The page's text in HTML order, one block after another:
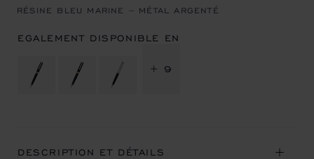
RÉSINE BLEU MARINE – MÉTAL ARGENTÉ
EGALEMENT DISPONIBLE EN
+ 9
DESCRIPTION ET DÉTAILS